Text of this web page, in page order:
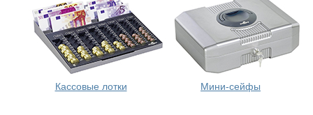
Кассовые лотки Мини-сейфы